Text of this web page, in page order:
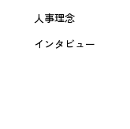
人事理念
インタビュー